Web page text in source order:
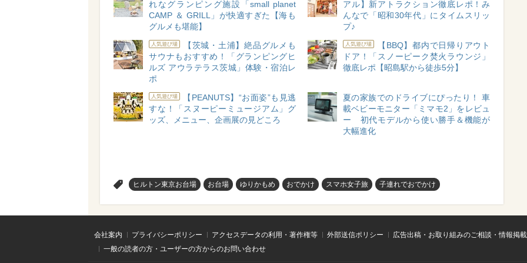
れなグランピング施設「small planet
CAMP ＆ GRILL」が快適すぎた【海も
グルメも堪能】
アル】新アトラクション徹底レポ！み
んなで「昭和30年代」にタイムスリッ
プ♪
人気遊び場
【茨城・土浦】絶品グルメも
サウナもおすすめ！「グランピングヒ
ルズ アウラテラス茨城」体験・宿泊レ
ポ
人気遊び場
【BBQ】都内で日帰りアウト
ドア！「スノーピーク焚火ラウンジ」
徹底レポ【昭島駅から徒歩5分】
人気遊び場
【PEANUTS】“お面姿”も見逃
すな！「スヌーピーミュージアム」グ
ッズ、メニュー、企画展の見どころ
夏の家族でのドライブにぴったり！ 車
載ベビーモニター「ミマモ2」をレビュ
ー 初代モデルから使い勝手＆機能が
大幅進化
ヒルトン東京お台場 お台場 ゆりかもめ おでかけ スマホ女子旅 子連れでおでかけ
会社案内 プライバシーポリシー アクセスデータの利用・著作権等 外部送信ポリシー
広告出稿・お取り組みのご相談・情報掲
一般の読者の方・ユーザーの方からのお問い合わせ